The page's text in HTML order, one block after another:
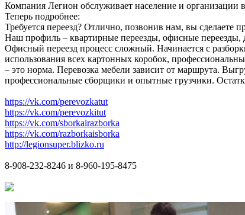
Компания Легион обслуживает население и организации
Теперь подробнее:
Требуется переезд? Отлично, позвонив нам, вы сделаете
Наш профиль – квартирные переезды, офисные переезды,
Офисный переезд процесс сложный. Начинается с
использования всех картонных коробок,
– это норма. Перевозка мебели зависит от маршрута.
профессиональные сборщики и опытные грузчики.
https://vk.com/perevozkatut
https://vk.com/perevozkitut
https://vk.com/sborkairazborka
https://vk.com/razborkaisborka
http://legionsuper.blizko.ru
8-908-232-8246 и 8-960-195-8475